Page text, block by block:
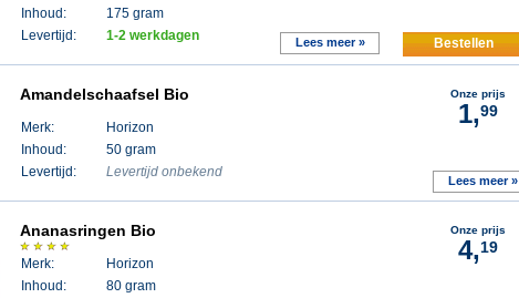
Inhoud:
175 gram
Levertijd:
1-2 werkdagen Lees meer » Bestellen
Amandelschaafsel Bio
Merk:
Horizon
Inhoud:
50 gram
Levertijd:
Levertijd onbekend
Onze prijs
1,99
Lees meer »
Ananasringen Bio
Merk:
Horizon
Inhoud:
80 gram
Onze prijs
4,19